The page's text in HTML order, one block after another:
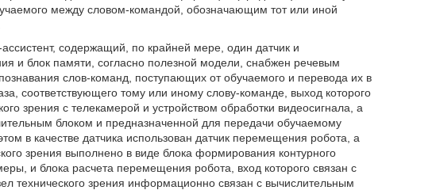
между словом-командой, обозначающим тот или иной
ассистент, содержащий, по крайней мере, один датчик и
и блок памяти, согласно полезной модели, снабжен речевым
слов-команд, поступающих от обучаемого и перевода их в
соответствующего тому или иному слову-команде, выход которого
зрения с телекамерой и устройством обработки видеосигнала, а
блоком и предназначенной для передачи обучаемому
в качестве датчика использован датчик перемещения робота, а
зрения выполнено в виде блока формирования контурного
и блока расчета перемещения робота, вход которого связан с
технического зрения информационно связан с вычислительным